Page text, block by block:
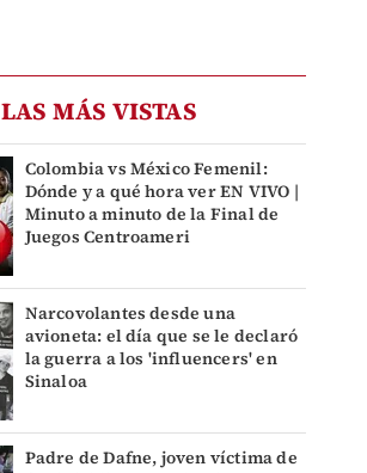
LAS MÁS VISTAS
Colombia vs México Femenil:
Dónde y a qué hora ver EN VIVO |
Minuto a minuto de la Final de
Juegos Centroameri
Narcovolantes desde una
avioneta: el día que se le declaró
la guerra a los 'influencers' en
Sinaloa
Padre de Dafne, joven víctima de